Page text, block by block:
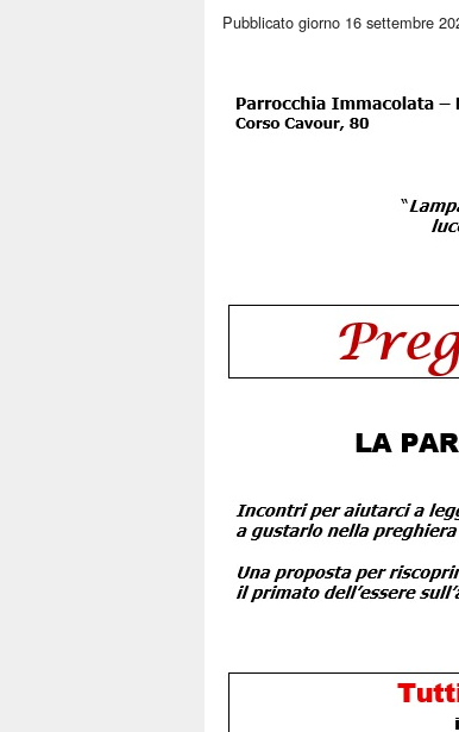
Pubblicato giorno 16 settembre